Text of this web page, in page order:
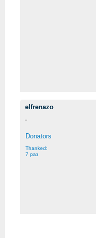
elfrenazo
Donators
Thanked:
7 раз